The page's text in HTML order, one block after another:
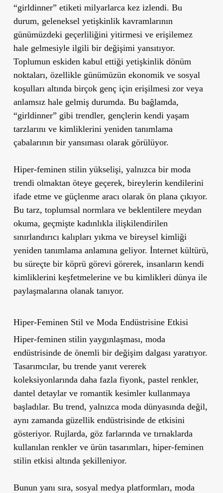
“girldinner” etiketi milyarlarca kez izlendi. Bu
durum, geleneksel yetişkinlik kavramlarının
günümüzdeki geçerliliğini yitirmesi ve erişilemez
hale gelmesiyle ilgili bir değişimi yansıtıyor.
Toplumun eskiden kabul ettiği yetişkinlik dönüm
noktaları, özellikle günümüzün ekonomik ve sosyal
koşulları altında birçok genç için erişilmesi zor veya
anlamsız hale gelmiş durumda. Bu bağlamda,
“girldinner” gibi trendler, gençlerin kendi yaşam
tarzlarını ve kimliklerini yeniden tanımlama
çabalarının bir yansıması olarak görülüyor.
Hiper-feminen stilin yükselişi, yalnızca bir moda
trendi olmaktan öteye geçerek, bireylerin kendilerini
ifade etme ve güçlenme aracı olarak ön plana çıkıyor.
Bu tarz, toplumsal normlara ve beklentilere meydan
okuma, geçmişte kadınlıkla ilişkilendirilen
sınırlandırıcı kalıpları yıkma ve bireysel kimliği
yeniden tanımlama anlamına geliyor. İnternet kültürü,
bu süreçte bir köprü görevi görerek, insanların kendi
kimliklerini keşfetmelerine ve bu kimlikleri dünya ile
paylaşmalarına olanak tanıyor.
Hiper-Feminen Stil ve Moda Endüstrisine Etkisi
Hiper-feminen stilin yaygınlaşması, moda
endüstrisinde de önemli bir değişim dalgası yaratıyor.
Tasarımcılar, bu trende yanıt vererek
koleksiyonlarında daha fazla fiyonk, pastel renkler,
dantel detaylar ve romantik kesimler kullanmaya
başladılar. Bu trend, yalnızca moda dünyasında değil,
aynı zamanda güzellik endüstrisinde de etkisini
gösteriyor. Rujlarda, göz farlarında ve tırnaklarda
kullanılan renkler ve ürün tasarımları, hiper-feminen
stilin etkisi altında şekilleniyor.
Bunun yanı sıra, sosyal medya platformları, moda